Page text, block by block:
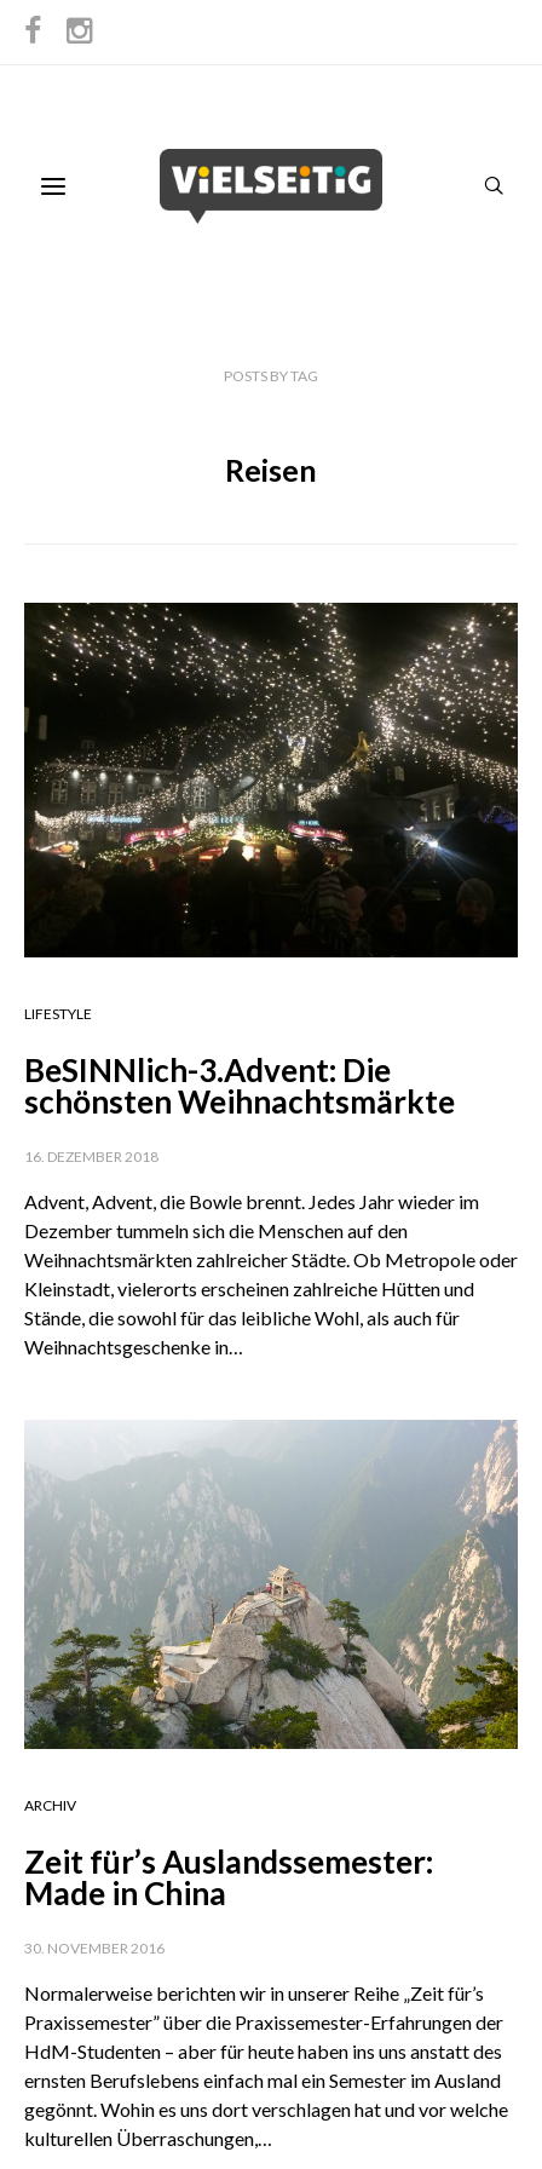
POSTS BYTAG
Reisen
LIFESTYLE
BeSINNlich-3.Advent: Die
schönsten Weihnachtsmärkte
16. DEZEMBER 2018
Advent, Advent, die Bowle brennt. Jedes Jahr wieder im
Dezember tummeln sich die Menschen auf den
Weihnachtsmärkten zahlreicher Städte. Ob Metropole oder
Kleinstadt, vielerorts erscheinen zahlreiche Hütten und
Stände, die sowohl für das leibliche Wohl, als auch für
Weihnachtsgeschenke in…
ARCHIV
Zeit für’s Auslandssemester:
Made in China
30. NOVEMBER 2016
Normalerweise berichten wir in unserer Reihe „Zeit für’s
Praxissemester” über die Praxissemester-Erfahrungen der
HdM-Studenten – aber für heute haben ins uns anstatt des
ernsten Berufslebens einfach mal ein Semester im Ausland
gegönnt. Wohin es uns dort verschlagen hat und vor welche
kulturellen Überraschungen,…